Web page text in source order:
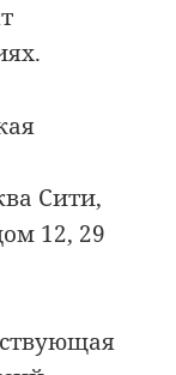
Сити,
12, 29